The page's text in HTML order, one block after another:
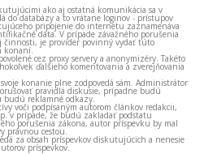
ako aj ostatná komunikácia sa v
do databázy a to vrátane loginov - prístupov
pripojenie do internetu zaznamenáva
dáta. V prípade závažného porušenia
je provider povinný vydať túto
konaní.
cez proxy servery a anonymizéry. Takéto
ďalšieho komentovania a zverejňovania
konanie plne zodpovedá sám. Administrátor
pravidlá diskusie, prípadne budú
budú reklamné odkazy.
voči podpísaným autorom článkov redakcii,
v prípade, že budú zakladať podstatu
porušenia zákona, autor príspevku by mal
právnou cestou.
za obsah príspevkov diskutujúcich a nenesie
príspevkov.